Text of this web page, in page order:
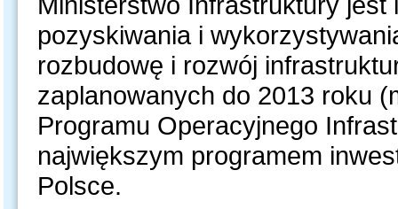
pozyskiwania i
rozbudowę i rozwój
zaplanowanych do 2013 roku
Programu Operacyjnego
największym programem
Polsce.